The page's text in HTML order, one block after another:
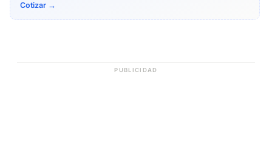
Cotizar →
PUBLICIDAD